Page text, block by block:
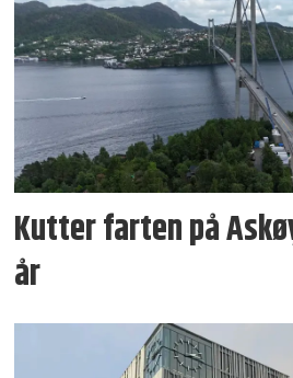
Kutter farten på
år